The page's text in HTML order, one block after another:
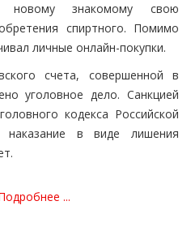
новому знакомому свою
спиртного. Помимо
личные онлайн-покупки.
счета, совершенной в
уголовное дело. Санкцией
кодекса Российской
наказание в виде лишения
...